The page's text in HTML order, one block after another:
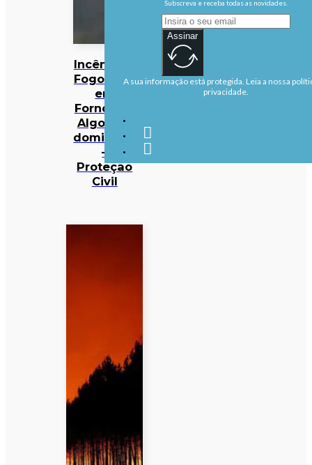
Incêndios:
Fogo rural
em
Fornos de
Algodres
dominado
–
Proteção
Civil
Subscreva e receba todas as novidades.
Assinar
A sua informação está protegida. Leia a nossa
privacidade.